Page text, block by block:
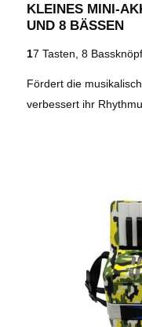
KLEINES MINI-
UND 8 BÄSSEN
17 Tasten, 8
Fördert die
verbessert ihr